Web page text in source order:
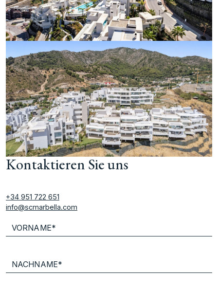
Kontaktieren Sie uns
+34 951 722 651
info@scmarbella.com